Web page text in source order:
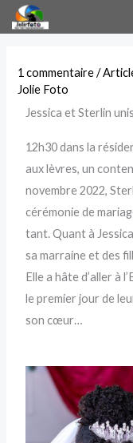
Aller
au
1 commentaire /
Jolie Foto
Jessica et Sterlin
12h30 dans la
aux lèvres, un
novembre 2022,
cérémonie de
tant. Quant à
sa marraine et des
Elle a hâte d’aller à
le premier jour de
son cœur…